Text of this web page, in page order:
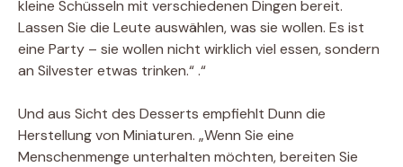
kleine Schüsseln mit verschiedenen Dingen bereit.
Lassen Sie die Leute auswählen, was sie wollen. Es ist
eine Party – sie wollen nicht wirklich viel essen, sondern
an Silvester etwas trinken.“ .“
Und aus Sicht des Desserts empfiehlt Dunn die
Herstellung von Miniaturen. „Wenn Sie eine
Menschenmenge unterhalten möchten, bereiten Sie